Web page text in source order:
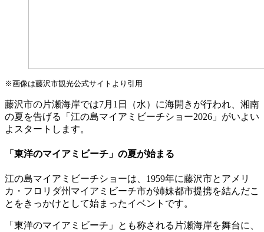
※画像は藤沢市観光公式サイトより引用
藤沢市の片瀬海岸では7月1日（水）に海開きが行われ、湘南
の夏を告げる「江の島マイアミビーチショー2026」がいよい
よスタートします。
「東洋のマイアミビーチ」の夏が始まる
江の島マイアミビーチショーは、1959年に藤沢市とアメリ
カ・フロリダ州マイアミビーチ市が姉妹都市提携を結んだこ
とをきっかけとして始まったイベントです。
「東洋のマイアミビーチ」とも称される片瀬海岸を舞台に、